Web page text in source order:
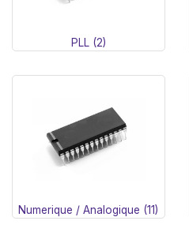
PLL (2)
Numerique / Analogique (11)